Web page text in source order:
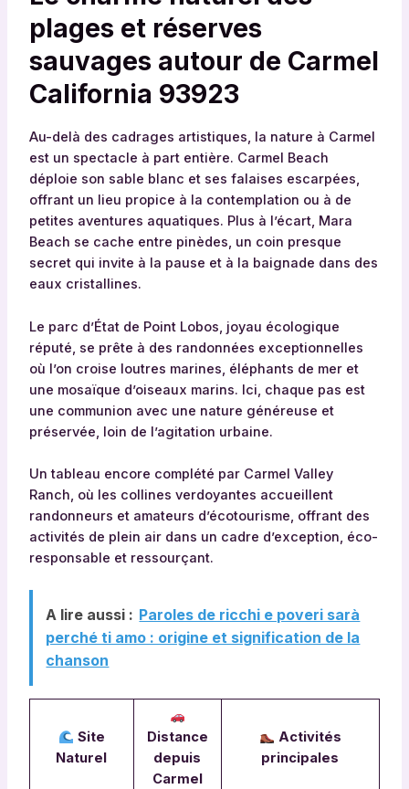
plages et réserves
sauvages autour de Carmel
California 93923
Au-delà des cadrages artistiques, la nature à Carmel
est un spectacle à part entière. Carmel Beach
déploie son sable blanc et ses falaises escarpées,
offrant un lieu propice à la contemplation ou à de
petites aventures aquatiques. Plus à l’écart, Mara
Beach se cache entre pinèdes, un coin presque
secret qui invite à la pause et à la baignade dans des
eaux cristallines.
Le parc d’État de Point Lobos, joyau écologique
réputé, se prête à des randonnées exceptionnelles
où l’on croise loutres marines, éléphants de mer et
une mosaïque d’oiseaux marins. Ici, chaque pas est
une communion avec une nature généreuse et
préservée, loin de l’agitation urbaine.
Un tableau encore complété par Carmel Valley
Ranch, où les collines verdoyantes accueillent
randonneurs et amateurs d’écotourisme, offrant des
activités de plein air dans un cadre d’exception, éco-
responsable et ressourçant.
A lire aussi : Paroles de ricchi e poveri sarà
perché ti amo : origine et signification de la
chanson
Site
Naturel
Distance
depuis
Carmel
Activités
principales